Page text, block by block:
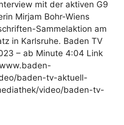
mit der aktiven G9
Mirjam Bohr-Wiens
Sammelaktion am
in Karlsruhe. Baden TV
– ab Minute 4:04 Link
baden-tv-aktuell-
video/baden-tv-